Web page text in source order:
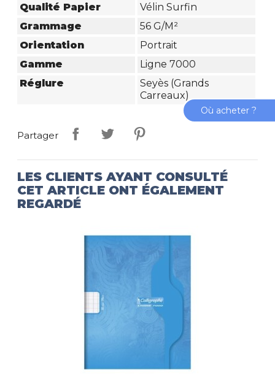
Qualité Papier
Vélin Surfin
Grammage
56 G/m²
Orientation
Portrait
Gamme
Ligne 7000
Réglure
Seyès (grands
Carreaux)
Partager
LES CLIENTS AYANT CONSULTÉ
CET ARTICLE ONT ÉGALEMENT
REGARDÉ
Où acheter ?